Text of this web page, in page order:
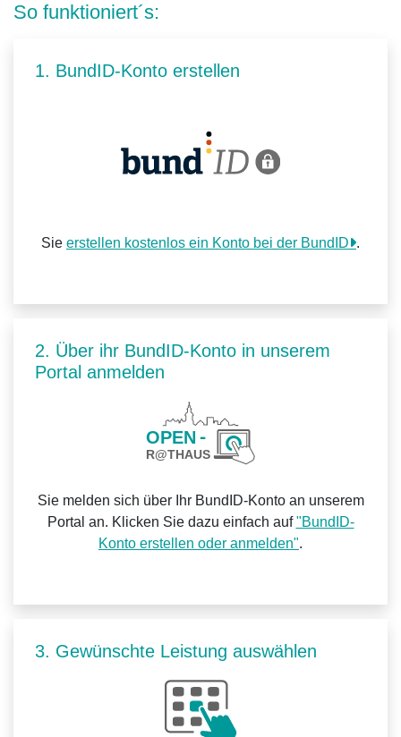
So funktioniert´s:
1. BundID-Konto erstellen
Sie erstellen kostenlos ein Konto bei der BundID .
2. Über ihr BundID-Konto in unserem
Portal anmelden
Sie melden sich über Ihr BundID-Konto an unserem
Portal an. Klicken Sie dazu einfach auf"BundID-
Konto erstellen oder anmelden".
3. Gewünschte Leistung auswählen